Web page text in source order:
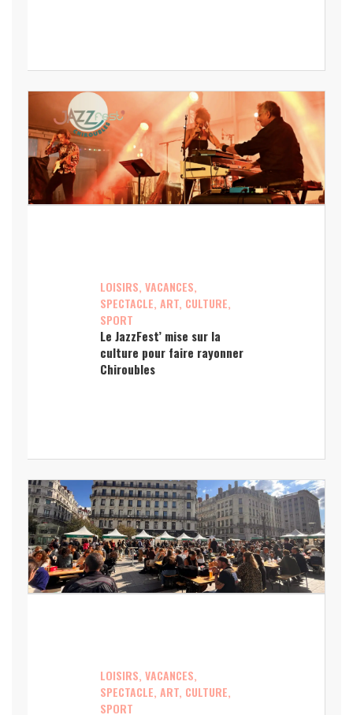
LOISIRS, VACANCES,
SPECTACLE, ART, CULTURE,
SPORT
Le JazzFest’ mise sur la
culture pour faire rayonner
Chiroubles
LOISIRS, VACANCES,
SPECTACLE, ART, CULTURE,
SPORT